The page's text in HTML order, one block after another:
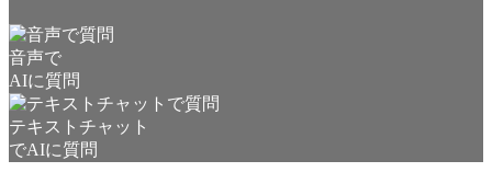
音声で
AIに質問
テキストチャット
でAIに質問